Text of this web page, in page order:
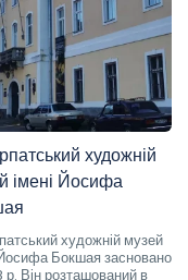
художній
імені Йосифа
художній музей
Бокшая засновано
р. Він розташований в